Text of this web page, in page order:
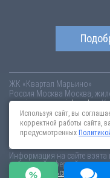
ЖК «Квартал Марьино»
Россия Москва Москва,
maryino.novopoisk.msk.ru
«Квартал Марьино» от
поселении. Квартиры
Информация на сайте взята
публичной офертой и
Пользовательское
Используя сайт, вы
корректной работы сайта,
предусмотренных